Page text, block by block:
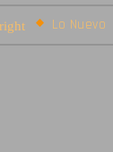
Lo Nuevo